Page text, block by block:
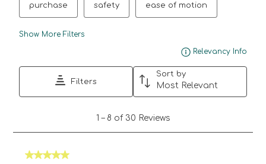
purchase safety ease of motion
Show More Filters
Relevancy Info
Filters
Sort by
Most Relevant
8
1 – 8 of 30 Reviews
5 out of 5 stars.